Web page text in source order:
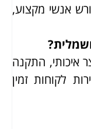
אנשי מקצוע,
איכותי, התקנה
לקוחות זמין